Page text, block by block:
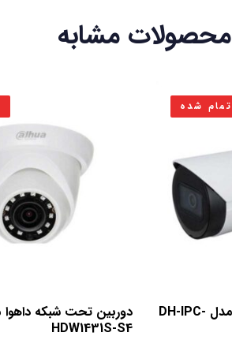
محصولات مشابه
تمام شده
دوربین تحت شبکه داهوا مدل DH-IPC-
HDW1431S-S4